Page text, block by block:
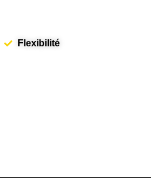
Flexibilité